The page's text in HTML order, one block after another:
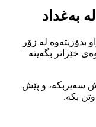
بەغداد
بدۆزیتەوە لە زۆر
خێراتر بگەیتە
سەیربکە، و پێش
بکە.